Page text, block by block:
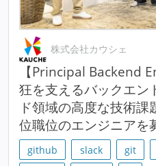
株式会社カウシェ
【Principal Backend
狂を支えるバックエン
ド領域の高度な技術
位職位のエンジニアを
github slack git